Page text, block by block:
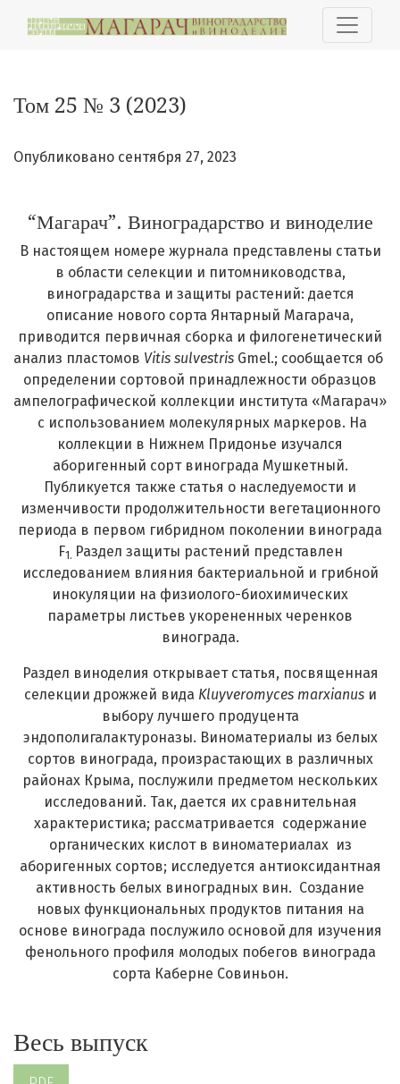
Том 25 № 3 (2023): “Магарач”. Виноградарство и
Том 25 № 3 (2023)
Опубликовано сентября 27, 2023
“Магарач”. Виноградарство и виноделие
В настоящем номере журнала представлены статьи
в области селекции и питомниководства,
виноградарства и защиты растений: дается
описание нового сорта Янтарный Магарача,
приводится первичная сборка и филогенетический
анализ пластомов Vitis sulvestris Gmel.; сообщается об
определении сортовой принадлежности образцов
ампелографической коллекции института «Магарач»
с использованием молекулярных маркеров. На
коллекции в Нижнем Придонье изучался
аборигенный сорт винограда Мушкетный.
Публикуется также статья о наследуемости и
изменчивости продолжительности вегетационного
периода в первом гибридном поколении винограда
F1. Раздел защиты растений представлен
исследованием влияния бактериальной и грибной
инокуляции на физиолого-биохимических
параметры листьев укорененных черенков
винограда.
Раздел виноделия открывает статья, посвященная
селекции дрожжей вида Kluyveromyces marxianusи
выбору лучшего продуцента
эндополигалактуроназы. Виноматериалы из белых
сортов винограда, произрастающих в различных
районах Крыма, послужили предметом нескольких
исследований. Так, дается их сравнительная
характеристика; рассматривается содержание
органических кислот в виноматериалах из
аборигенных сортов; исследуется антиоксидантная
активность белых виноградных вин. Создание
новых функциональных продуктов питания на
основе винограда послужило основой для изучения
фенольного профиля молодых побегов винограда
сорта Каберне Совиньон.
Весь выпуск